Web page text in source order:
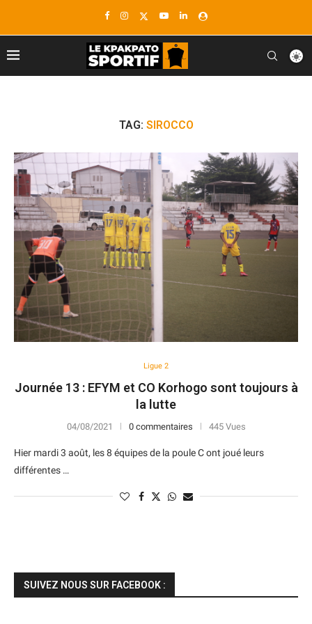
TAG: SIROCCO
Ligue 2
Journée 13 : EFYM et CO Korhogo sont toujours à
la lutte
04/08/2021 0 commentaires 445 Vues
Hier mardi 3 août, les 8 équipes de la poule C ont joué leurs
différentes …
SUIVEZ NOUS SUR FACEBOOK :